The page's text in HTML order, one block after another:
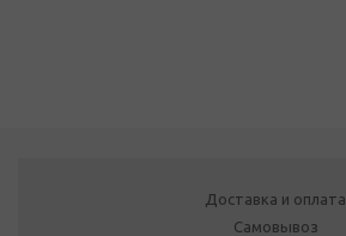
Доставка и оплата
Самовывоз